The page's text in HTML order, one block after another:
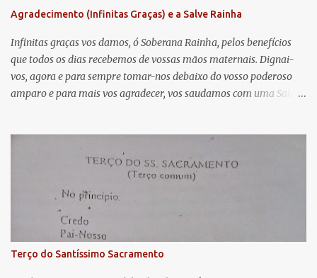
t
á
r
i
o
Agradecimento (Infinitas Graças) e a Salve Rainha
Infinitas graças vos damos, ó Soberana Rainha, pelos benefícios
que todos os dias recebemos de vossas mãos maternais. Dignai-
vos, agora e para sempre tomar-nos debaixo do vosso poderoso
amparo e para mais vos agradecer, vos saudamos com uma Salve
lágrimas. Eia, pois, Advogada nossa, estes vossos olhos
misericordiosos a nós volvei, e depois deste desterro, mostrai-nos
Jesus. Bendito é o fruto do vosso ventre, ó clemente, ó piedosa, ó
doce e sempre Virgem Maria. Rogai por nós Santa Mãe de Deus.
Para que sejamos dignos das promessas de Cristo. Amém.
Terço do Santíssimo Sacramento